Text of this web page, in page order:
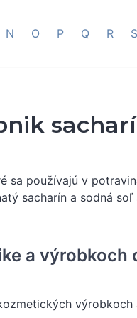
N O P Q R S
sa používajú v
sacharín a sodná soľ
a výrobkoch